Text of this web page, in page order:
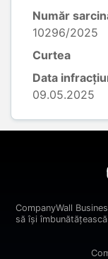
Număr
10296/2025
Curtea
Data
09.05.2025
CompanyWall
să își